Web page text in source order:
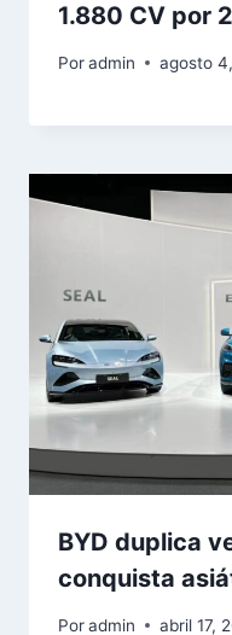
1.880 CV por
Poradmin agosto
BYD duplica
conquista
Poradmin abril 17,